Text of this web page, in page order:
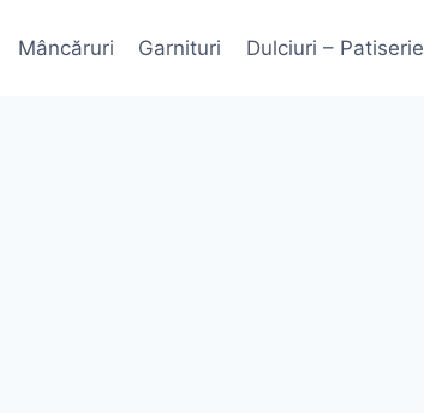
Mâncăruri Garnituri Dulciuri – Patiserie